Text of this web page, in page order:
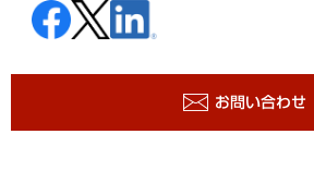
お問い合わせ